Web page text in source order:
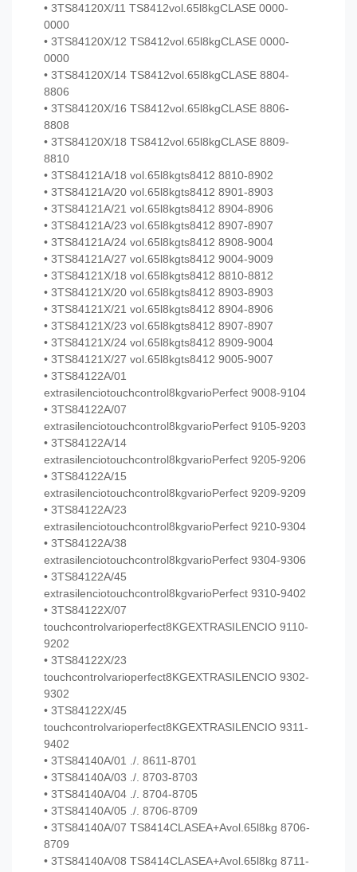
• 3TS84120X/11 TS8412vol.65l8kgCLASE 0000-
0000
• 3TS84120X/12 TS8412vol.65l8kgCLASE 0000-
0000
• 3TS84120X/14 TS8412vol.65l8kgCLASE 8804-
8806
• 3TS84120X/16 TS8412vol.65l8kgCLASE 8806-
8808
• 3TS84120X/18 TS8412vol.65l8kgCLASE 8809-
8810
• 3TS84121A/18 vol.65l8kgts8412 8810-8902
• 3TS84121A/20 vol.65l8kgts8412 8901-8903
• 3TS84121A/21 vol.65l8kgts8412 8904-8906
• 3TS84121A/23 vol.65l8kgts8412 8907-8907
• 3TS84121A/24 vol.65l8kgts8412 8908-9004
• 3TS84121A/27 vol.65l8kgts8412 9004-9009
• 3TS84121X/18 vol.65l8kgts8412 8810-8812
• 3TS84121X/20 vol.65l8kgts8412 8903-8903
• 3TS84121X/21 vol.65l8kgts8412 8904-8906
• 3TS84121X/23 vol.65l8kgts8412 8907-8907
• 3TS84121X/24 vol.65l8kgts8412 8909-9004
• 3TS84121X/27 vol.65l8kgts8412 9005-9007
• 3TS84122A/01
extrasilenciotouchcontrol8kgvarioPerfect 9008-9104
• 3TS84122A/07
extrasilenciotouchcontrol8kgvarioPerfect 9105-9203
• 3TS84122A/14
extrasilenciotouchcontrol8kgvarioPerfect 9205-9206
• 3TS84122A/15
extrasilenciotouchcontrol8kgvarioPerfect 9209-9209
• 3TS84122A/23
extrasilenciotouchcontrol8kgvarioPerfect 9210-9304
• 3TS84122A/38
extrasilenciotouchcontrol8kgvarioPerfect 9304-9306
• 3TS84122A/45
extrasilenciotouchcontrol8kgvarioPerfect 9310-9402
• 3TS84122X/07
touchcontrolvarioperfect8KGEXTRASILENCIO 9110-
9202
• 3TS84122X/23
touchcontrolvarioperfect8KGEXTRASILENCIO 9302-
9302
• 3TS84122X/45
touchcontrolvarioperfect8KGEXTRASILENCIO 9311-
9402
• 3TS84140A/01 ./. 8611-8701
• 3TS84140A/03 ./. 8703-8703
• 3TS84140A/04 ./. 8704-8705
• 3TS84140A/05 ./. 8706-8709
• 3TS84140A/07 TS8414CLASEA+Avol.65l8kg 8706-
8709
• 3TS84140A/08 TS8414CLASEA+Avol.65l8kg 8711-